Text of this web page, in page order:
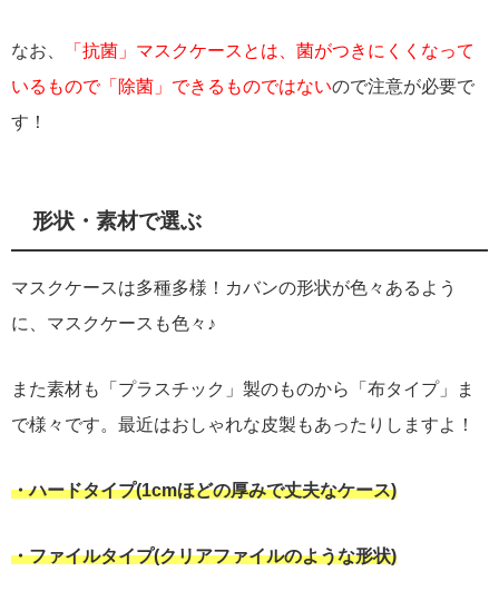
なお、
「抗菌」マスクケースとは、菌がつきにくくなって
いるもので「除菌」できるものではないので注意が必要で
す！
形状・素材で選ぶ
マスクケースは多種多様！カバンの形状が色々あるよう
に、マスクケースも色々♪
また素材も「プラスチック」製のものから「布タイプ」ま
で様々です。最近はおしゃれな皮製もあったりしますよ！
・ハードタイプ(1cmほどの厚みで丈夫なケース)
・ファイルタイプ(クリアファイルのような形状)